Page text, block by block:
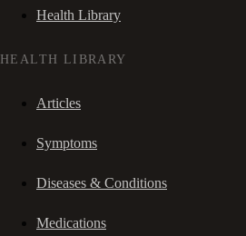
Health Library
HEALTH LIBRARY
Articles
Symptoms
Diseases & Conditions
Medications